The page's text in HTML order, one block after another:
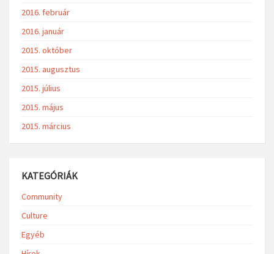
2016. február
2016. január
2015. október
2015. augusztus
2015. július
2015. május
2015. március
KATEGÓRIÁK
Community
Culture
Egyéb